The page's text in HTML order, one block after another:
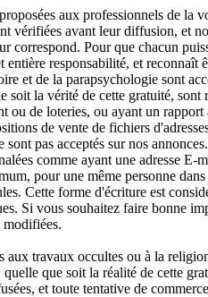
aux professionnels de la
vérifiées avant leur diffusion, et
correspond. Pour que chacun
responsabilité, et reconnaît
et de la parapsychologie sont
soit la vérité de cette gratuité, sont
ou de loteries, ou ayant un
de vente de fichiers
sont pas acceptés sur nos
comme ayant une adresse E-
pour une même personne
Cette forme d'écriture est
Si vous souhaitez faire bonne
modifiées.
aux travaux occultes ou à la
que soit la réalité de cette
et toute tentative de